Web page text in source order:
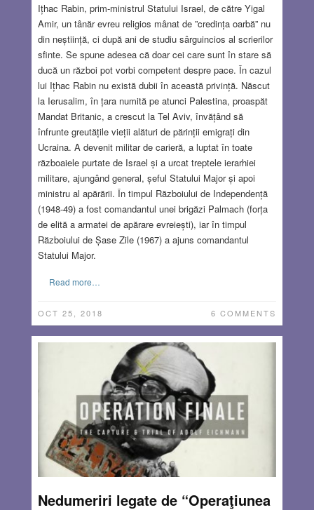
Ițhac Rabin, prim-ministrul Statului Israel, de către Yigal
Amir, un tânăr evreu religios mânat de ”credința oarbă” nu
din neștiință, ci după ani de studiu sârguincios al scrierilor
sfinte. Se spune adesea că doar cei care sunt în stare să
ducă un război pot vorbi competent despre pace. În cazul
lui Ițhac Rabin nu există dubii în această privință. Născut
la Ierusalim, în țara numită pe atunci Palestina, proaspăt
Mandat Britanic, a crescut la Tel Aviv, învățând să
înfrunte greutățile vieții alături de părinții emigrați din
Ucraina. A devenit militar de carieră, a luptat în toate
războaiele purtate de Israel și a urcat treptele ierarhiei
militare, ajungând general, șeful Statului Major și apoi
ministru al apărării. În timpul Războiului de Independență
(1948-49) a fost comandantul unei brigăzi Palmach (forța
de elită a armatei de apărare evreiești), iar în timpul
Războiului de Șase Zile (1967) a ajuns comandantul
Statului Major.
Read more…
OCT 25, 2018 6 COMMENTS
Nedumeriri legate de “Operaţiunea